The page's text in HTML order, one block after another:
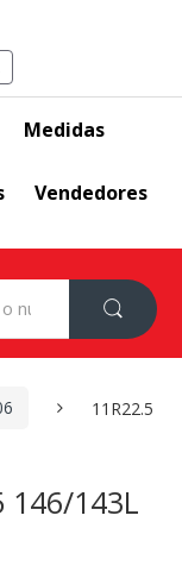
Medidas
Vendedores
11R22.5
146/143L